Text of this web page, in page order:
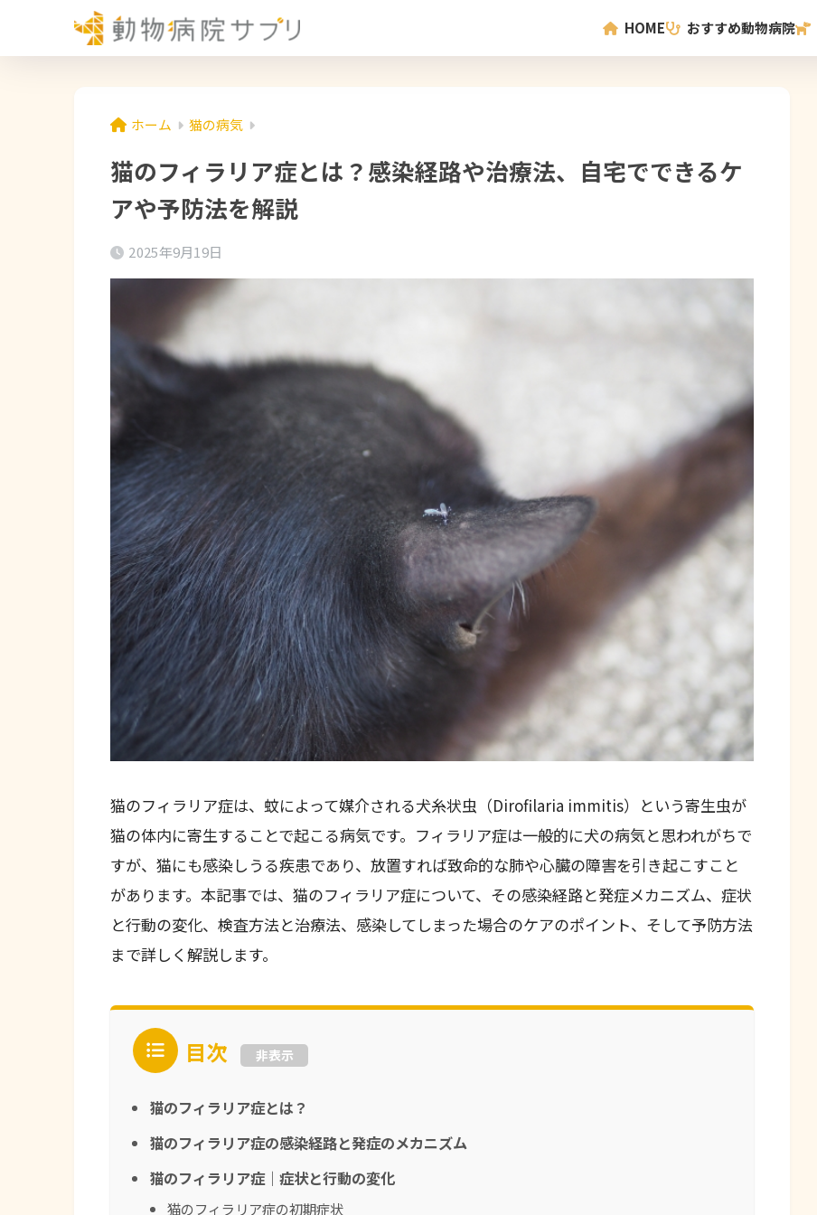
HOME おすすめ動物病院
ホーム 猫の病気
猫のフィラリア症とは？感染経路や治療法、自宅でできるケ
アや予防法を解説
2025年9月19日
猫のフィラリア症は、蚊によって媒介される犬糸状虫（Dirofilaria immitis）という寄生虫が
猫の体内に寄生することで起こる病気です。フィラリア症は一般的に犬の病気と思われがちで
すが、猫にも感染しうる疾患であり、放置すれば致命的な肺や心臓の障害を引き起こすこと
があります。本記事では、猫のフィラリア症について、その感染経路と発症メカニズム、症状
と行動の変化、検査方法と治療法、感染してしまった場合のケアのポイント、そして予防方法
まで詳しく解説します。
目次 非表示
猫のフィラリア症とは？
猫のフィラリア症の感染経路と発症のメカニズム
猫のフィラリア症｜症状と行動の変化
猫のフィラリア症の初期症状